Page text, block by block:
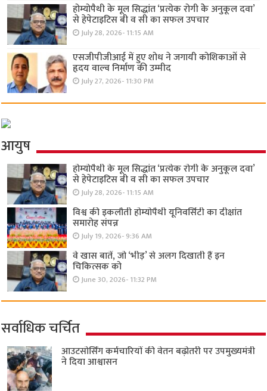
होम्योपैथी के मूल सिद्धांत ‘प्रत्येक रोगी केे अनुकूल दवा’
से हेपेटाइटिस बी व सी का सफल उपचार
July 28, 2026- 11:15 AM
एसजीपीजीआई में हुए शोध ने जगायी कोशिकाओं से
हृदय वाल्व निर्माण की उम्मीद
July 27, 2026- 11:30 PM
आयुष
होम्योपैथी के मूल सिद्धांत ‘प्रत्येक रोगी केे अनुकूल दवा’
से हेपेटाइटिस बी व सी का सफल उपचार
July 28, 2026- 11:15 AM
विश्व की इकलौती होम्योपैथी यूनिवर्सिटी का दीक्षांत
समारोह संपन्न
July 19, 2026- 9:36 AM
वे खास बातें, जो ‘भीड़’ से अलग दिखाती हैं इन
चिकित्सक को
June 30, 2026- 11:32 PM
सर्वाधिक चर्चित
आउटसोर्सिंग कर्मचारियों की वेतन बढ़ोतरी पर उपमुख्यमंत्री
ने दिया आश्वासन